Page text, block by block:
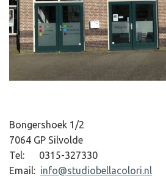
Bongershoek 1/2
7064 GP Silvolde
Tel: 0315-327330
Email: info@studiobellacolori.nl